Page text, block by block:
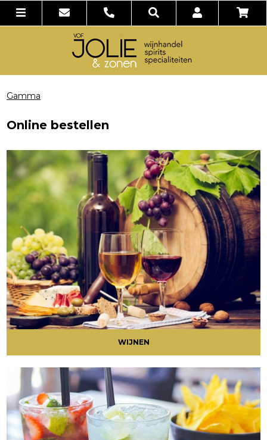
Gamma
Online bestellen
WIJNEN